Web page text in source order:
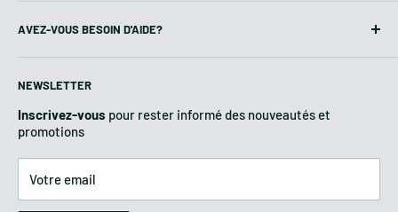
Sens de rotation : Horaire
Réservoir huile :
matériel pour l'agriculture et le jardinage.
AVEZ-VOUS BESOIN D'AIDE?
Questions fréquentes
Conditions de vente
Méthodes de paiement
Politique de retour
NEWSLETTER
Inscrivez-vous pour rester informé des nouveautés et
promotions
Votre email